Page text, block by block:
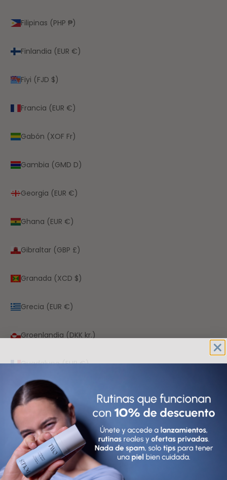
Filipinas (PHP ₱)
Finlandia (EUR €)
Fiyi (FJD $)
Francia (EUR €)
Gabón (XOF Fr)
Gambia (GMD D)
Georgia (EUR €)
Ghana (EUR €)
Gibraltar (GBP £)
Granada (XCD $)
Grecia (EUR €)
Groenlandia (DKK kr.)
Guadalupe (EUR €)
Guatemala (GTQ Q)
Guayana Francesa (EUR €)
Guernesey (GBP £)
Guinea (GNF Fr)